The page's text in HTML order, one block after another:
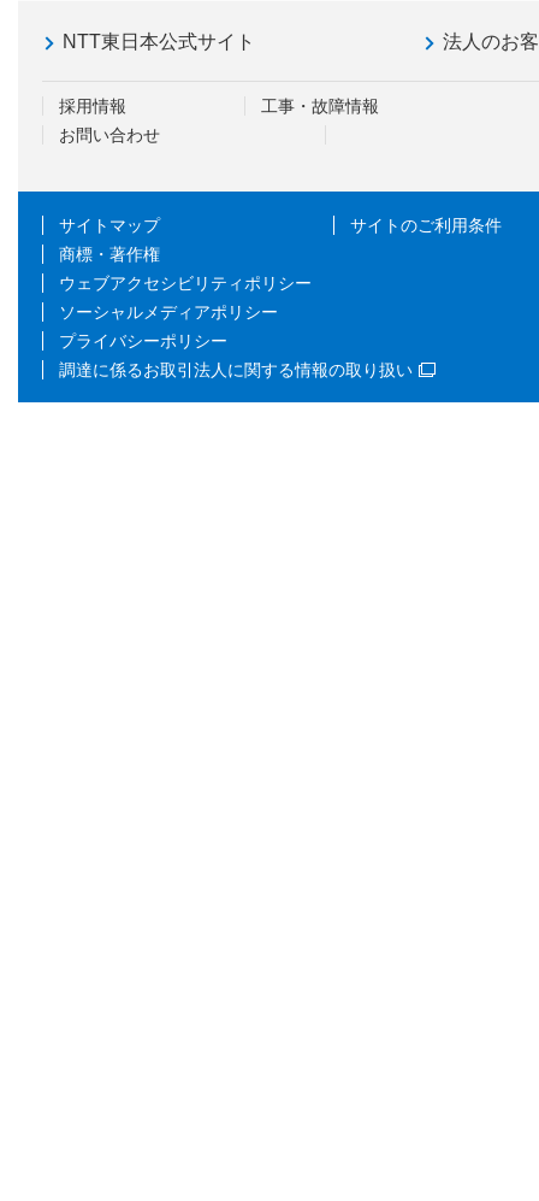
NTT東日本公式サイト 法人のお
採用情報
工事・故障情報
お問い合わせ
サイトマップ
サイトのご利用条件
商標・著作権
ウェブアクセシビリティポリシー
ソーシャルメディアポリシー
プライバシーポリシー
調達に係るお取引法人に関する情報の取り扱い